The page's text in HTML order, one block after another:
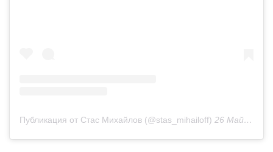
Публикация от Стас Михайлов (@stas_mihailoff) 26 Май 2019 в 12:35 PDT